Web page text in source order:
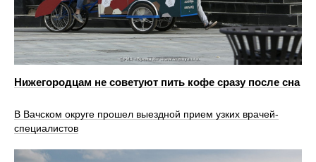
Нижегородцам не советуют пить кофе сразу после сна
В Вачском округе прошел выездной прием узких врачей-
специалистов